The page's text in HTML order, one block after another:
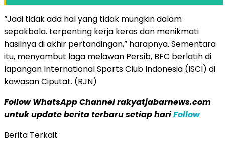
“Jadi tidak ada hal yang tidak mungkin dalam
sepakbola. terpenting kerja keras dan menikmati
hasilnya di akhir pertandingan,” harapnya. Sementara
itu, menyambut laga melawan Persib, BFC berlatih di
lapangan International Sports Club Indonesia (ISCI) di
kawasan Ciputat. (RJN)
Follow WhatsApp Channel rakyatjabarnews.com
untuk update berita terbaru setiap hariFollow
Berita Terkait